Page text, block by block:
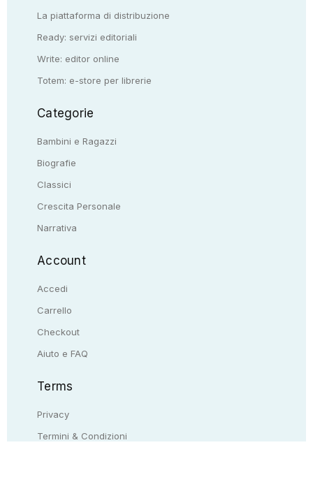
La piattaforma di distribuzione
Ready: servizi editoriali
Write: editor online
Totem: e-store per librerie
Categorie
Bambini e Ragazzi
Biografie
Classici
Crescita Personale
Narrativa
Account
Accedi
Carrello
Checkout
Aiuto e FAQ
Terms
Privacy
Termini & Condizioni